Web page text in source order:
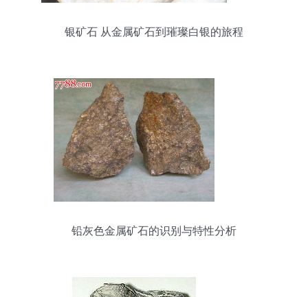
银矿石 从金属矿石到璀璨白银的旅程
铅灰色金属矿石的识别与特性分析